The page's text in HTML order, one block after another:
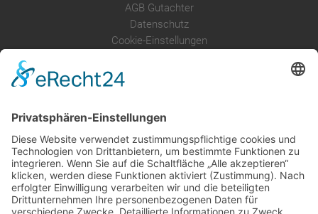
AGB Gutachter
Datenschutz
Cookie-Einstellungen
Kosten im Überblick
AGB Nutzer
Gutachter suchen
Gutachter Blog
Auftragsbörse